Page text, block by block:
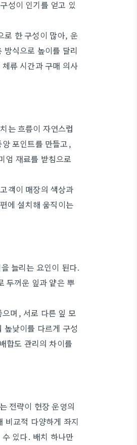
성이 인기를 얻고 있
로 한 구성이 많아, 운
식으로 높이를 달리
류 시간과 구매 의사
는 흐름이 자연스럽
포인트를 만들고,
엄 재료를 받침으로
객이 매장의 색상과
에 설치해 움직이는
늘리는 요인이 된다.
두꺼운 잎과 얕은 뿌
며, 서로 다른 잎 모
낮이를 다르게 구성
합도 관리의 차이를
전략이 현장 운영의
비교적 다양하게 좌지
있다. 배치 하나만